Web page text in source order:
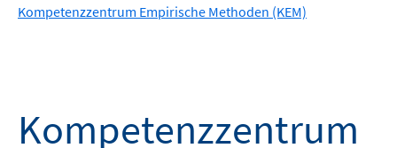
Kompetenzzentrum Empirische Methoden (KEM)
Kompetenzzentrum